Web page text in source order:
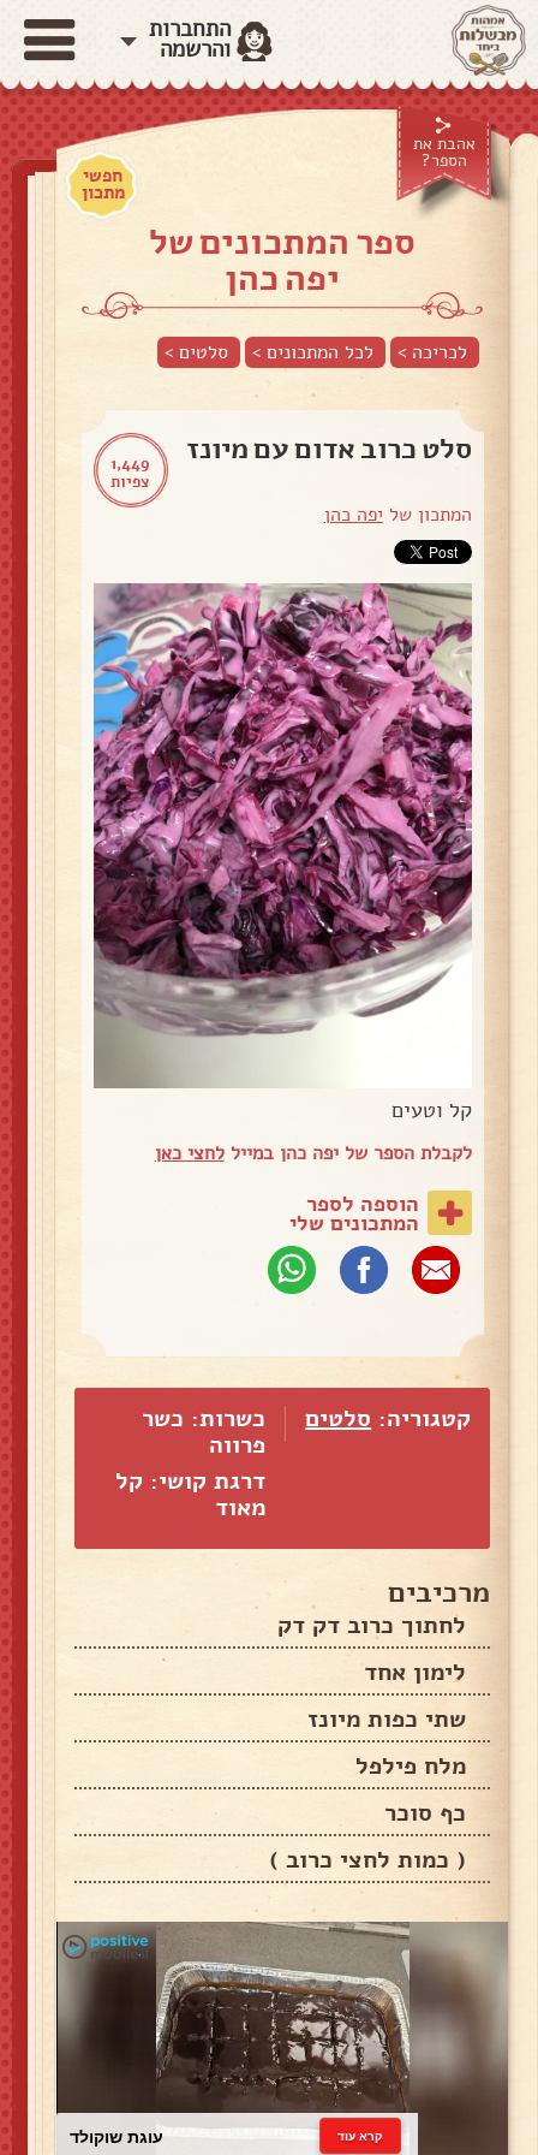
התחברות
והרשמה
אהבת את
הספר?
חפשי
מתכון
ספר המתכונים של
יפה כהן
לכריכה > לכל המתכונים > סלטים>
1,449
צפיות
סלט כרוב אדום עם מיונז
המתכון של יפה כהן
קל וטעים
לקבלת הספר של יפה כהן במייללחצי כאן
הוספה לספר
המתכונים שלי
קטגוריה: סלטים
כשרות: כשר
פרווה
דרגת קושי: קל
מאוד
מרכיבים
לחתוך כרוב דק דק
לימון אחד
שתי כפות מיונז
מלח פילפל
כף סוכר
( כמות לחצי כרוב )
עוגת שוקולד קרא עוד